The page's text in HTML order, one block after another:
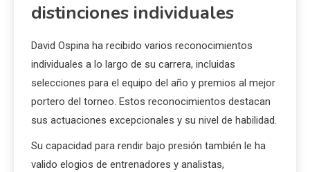
distinciones individuales
David Ospina ha recibido varios reconocimientos
individuales a lo largo de su carrera, incluidas
selecciones para el equipo del año y premios al mejor
portero del torneo. Estos reconocimientos destacan
sus actuaciones excepcionales y su nivel de habilidad.
Su capacidad para rendir bajo presión también le ha
valido elogios de entrenadores y analistas,